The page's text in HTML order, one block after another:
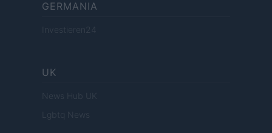
GERMANIA
Investieren24
UK
News Hub UK
Lgbtq News